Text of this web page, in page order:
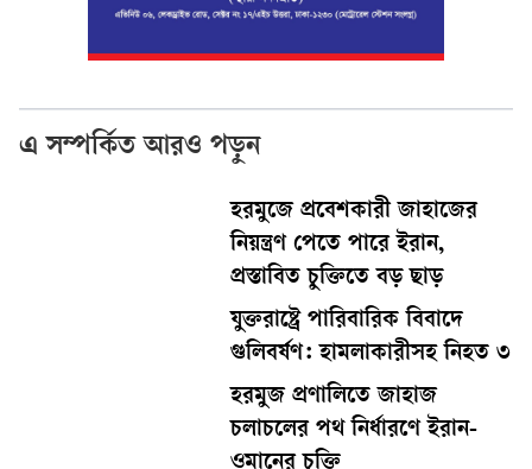
এ সম্পর্কিত আরও পড়ুন
হরমুজে প্রবেশকারী জাহাজের
নিয়ন্ত্রণ পেতে পারে ইরান,
প্রস্তাবিত চুক্তিতে বড় ছাড়
যুক্তরাষ্ট্রে পারিবারিক বিবাদে
গুলিবর্ষণ: হামলাকারীসহ নিহত ৩
হরমুজ প্রণালিতে জাহাজ
চলাচলের পথ নির্ধারণে ইরান-